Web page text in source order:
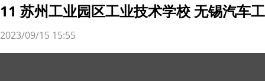
11 苏州工业园区工业技术学校 无锡汽车
2023/09/15 15:55